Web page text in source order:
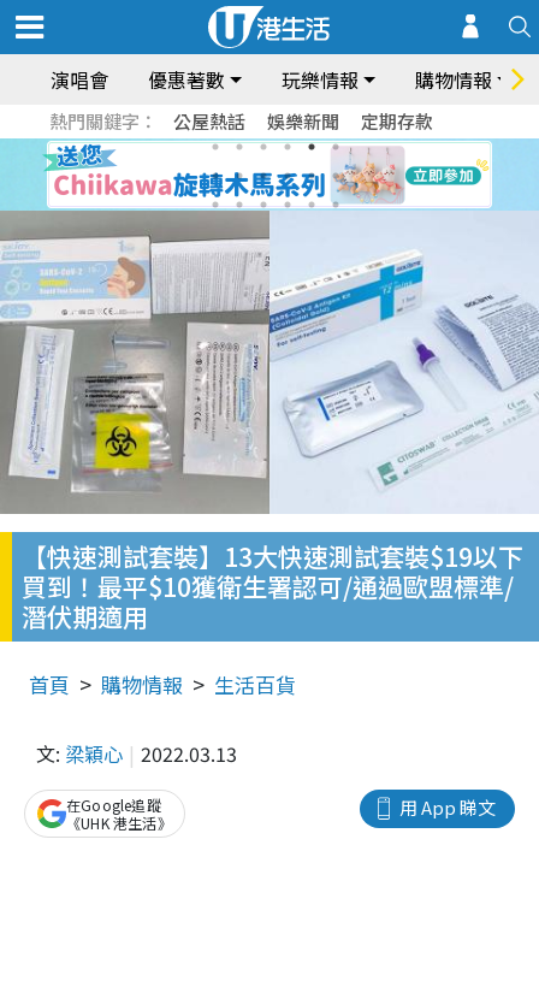
演唱會 優惠著數 玩樂情報 購物情報
熱門關鍵字： 公屋熱話 娛樂新聞 定期存款
【快速測試套裝】13大快速測試套裝$19以下
買到！最平$10獲衛生署認可/通過歐盟標準/
潛伏期適用
首頁 購物情報 生活百貨
文: 梁穎心 2022.03.13
用 App 睇文
在Google追蹤
《UHK 港生活》